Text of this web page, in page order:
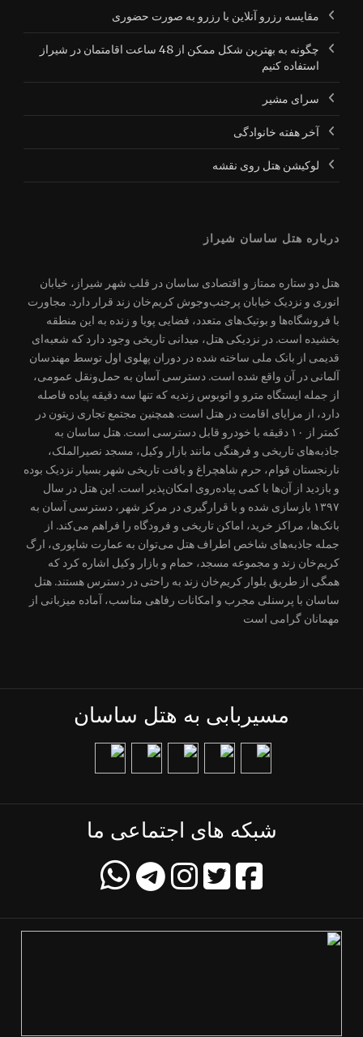
مقایسه رزرو آنلاین با رزرو به صورت حضوری
چگونه به بهترین شکل ممکن از 48 ساعت اقامتمان در شیراز
استفاده کنیم
سرای مشیر
آخر هفته خانوادگی
لوکیشن هتل روی نقشه
درباره هتل ساسان شیراز
هتل دو ستاره ممتاز و اقتصادی ساسان در قلب شهر شیراز، خیابان
انوری و نزدیک خیابان پرجنب‌وجوش کریم‌خان زند قرار دارد. مجاورت
با فروشگاه‌ها و بوتیک‌های متعدد، فضایی پویا و زنده به این منطقه
بخشیده است. در نزدیکی هتل، میدانی تاریخی وجود دارد که شعبه‌ای
قدیمی از بانک ملی ساخته شده در دوران پهلوی اول توسط مهندسان
آلمانی در آن واقع شده است. دسترسی آسان به حمل‌ونقل عمومی،
از جمله ایستگاه مترو و اتوبوس زندیه که تنها سه دقیقه پیاده فاصله
دارد، از مزایای اقامت در هتل است. همچنین مجتمع تجاری زیتون در
کمتر از ۱۰ دقیقه با خودرو قابل دسترسی است. هتل ساسان به
جاذبه‌های تاریخی و فرهنگی مانند بازار وکیل، مسجد نصیرالملک،
نارنجستان قوام، حرم شاهچراغ و بافت تاریخی شهر بسیار نزدیک بوده
و بازدید از آن‌ها با کمی پیاده‌روی امکان‌پذیر است. این هتل در سال
۱۳۹۷ بازسازی شده و با قرارگیری در مرکز شهر، دسترسی آسان به
بانک‌ها، مراکز خرید، اماکن تاریخی و فرودگاه را فراهم می‌کند. از
جمله جاذبه‌های شاخص اطراف هتل می‌توان به عمارت شاپوری، ارگ
کریم‌خان زند و مجموعه مسجد، حمام و بازار وکیل اشاره کرد که
همگی از طریق بلوار کریم‌خان زند به راحتی در دسترس هستند. هتل
ساسان با پرسنلی مجرب و امکانات رفاهی مناسب، آماده میزبانی از
مهمانان گرامی است
مسیربابی به هتل ساسان
شبکه های اجتماعی ما